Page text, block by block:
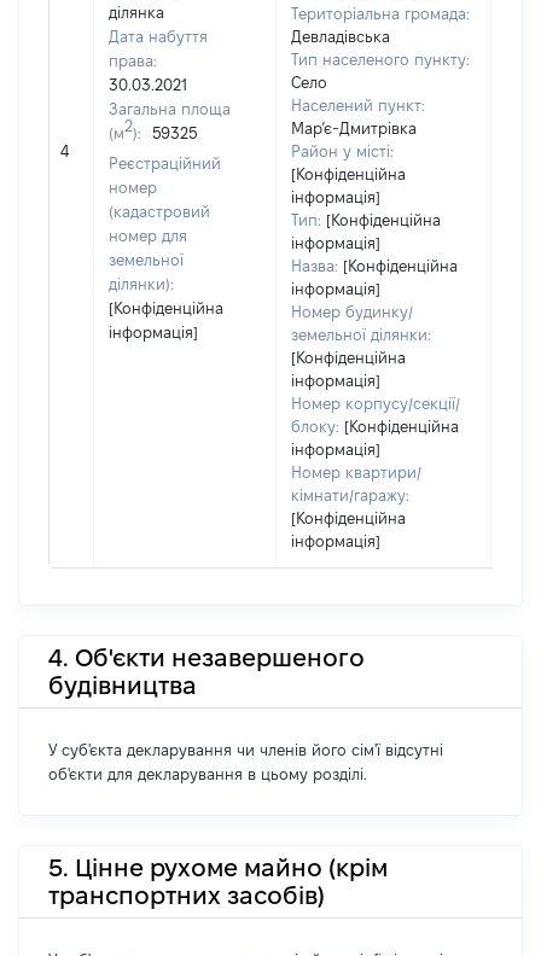
4
ділянка
Дата набуття
права:
30.03.2021
Загальна площа
(м2):
59325
Реєстраційний
номер
(кадастровий
номер для
земельної
ділянки):
[Конфіденційна
інформація]
Територіальна громада:
Девладівська
Тип населеного пункту:
Село
Населений пункт:
Мар’є-Дмитрівка
Район у місті:
[Конфіденційна
інформація]
Тип: [Конфіденційна
інформація]
Назва: [Конфіденційна
інформація]
Номер будинку/
земельної ділянки:
[Конфіденційна
інформація]
Номер корпусу/секції/
блоку: [Конфіденційна
інформація]
Номер квартири/
кімнати/гаражу:
[Конфіденційна
інформація]
4. Об'єкти незавершеного
будівництва
У суб'єкта декларування чи членів його сім'ї відсутні
об'єкти для декларування в цьому розділі.
5. Цінне рухоме майно (крім
транспортних засобів)